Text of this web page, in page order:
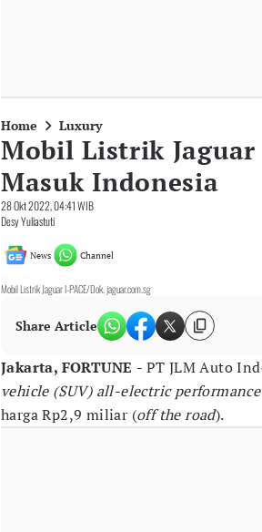
Home Luxury
Mobil Listrik Jaguar
Masuk Indonesia
28 Okt 2022, 04:41 WIB
Desy Yuliastuti
News Channel
Mobil Listrik Jaguar I-PACE/Dok. jaguar.com.sg
Share Article
Jakarta, FORTUNE - PT JLM Auto
vehicle (SUV) all-electric performance
harga Rp2,9 miliar (off the road).